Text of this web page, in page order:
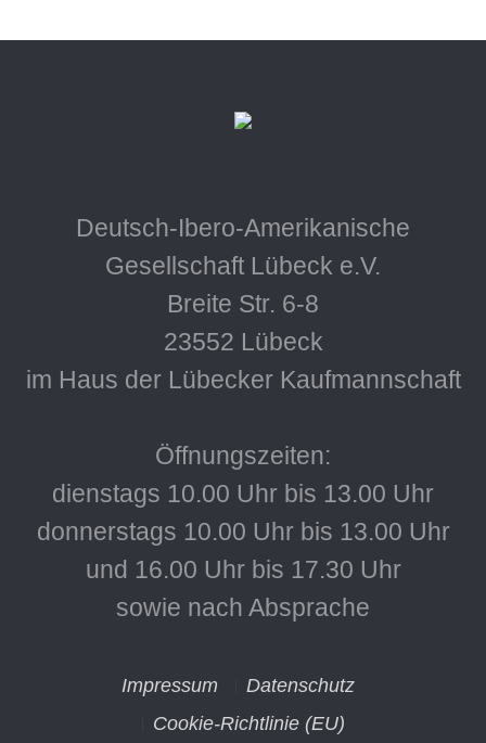
Deutsch-Ibero-Amerikanische
Gesellschaft Lübeck e.V.
Breite Str. 6-8
23552 Lübeck
im Haus der Lübecker Kaufmannschaft
Öffnungszeiten:
dienstags 10.00 Uhr bis 13.00 Uhr
donnerstags 10.00 Uhr bis 13.00 Uhr
und 16.00 Uhr bis 17.30 Uhr
sowie nach Absprache
Impressum
Datenschutz
Cookie-Richtlinie (EU)